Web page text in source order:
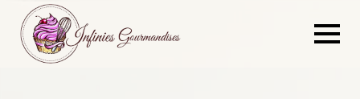
Skip
main